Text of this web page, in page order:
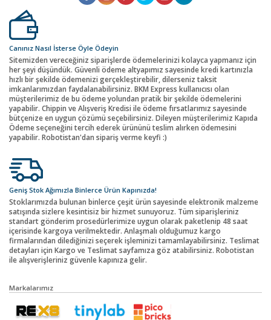
Canınız Nasıl İsterse Öyle Ödeyin
Sitemizden vereceğiniz siparişlerde ödemelerinizi kolayca yapmanız için
her şeyi düşündük. Güvenli ödeme altyapımız sayesinde kredi kartınızla
hızlı bir şekilde ödemenizi gerçekleştirebilir, dilerseniz taksit
imkanlarımızdan faydalanabilirsiniz. BKM Express kullanıcısı olan
müşterilerimiz de bu ödeme yolundan pratik bir şekilde ödemelerini
yapabilir. Chippin ve Alışveriş Kredisi ile ödeme fırsatlarımız sayesinde
bütçenize en uygun çözümü seçebilirsiniz. Dileyen müşterilerimiz Kapıda
Ödeme seçeneğini tercih ederek ürününü teslim alırken ödemesini
yapabilir. Robotistan'dan sipariş verme keyfi :)
Geniş Stok Ağımızla Binlerce Ürün Kapınızda!
Stoklarımızda bulunan binlerce çeşit ürün sayesinde elektronik malzeme
satışında sizlere kesintisiz bir hizmet sunuyoruz. Tüm siparişleriniz
standart gönderim prosedürlerimize uygun olarak paketlenip 48 saat
içerisinde kargoya verilmektedir. Anlaşmalı olduğumuz kargo
firmalarından dilediğinizi seçerek işleminizi tamamlayabilirsiniz. Teslimat
detayları için Kargo ve Teslimat sayfamıza göz atabilirsiniz. Robotistan
ile alışverişleriniz güvenle kapınıza gelir.
Markalarımız